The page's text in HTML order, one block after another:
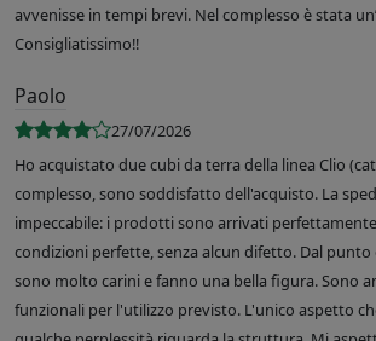
avvenisse in tempi brevi. Nel complesso è stata
Consigliatissimo!!
Paolo
27/07/2026
Ho acquistato due cubi da terra della linea Clio
complesso, sono soddisfatto dell'acquisto. La
impeccabile: i prodotti sono arrivati
condizioni perfette, senza alcun difetto. Dal
sono molto carini e fanno una bella figura. Sono
funzionali per l'utilizzo previsto. L'unico aspetto